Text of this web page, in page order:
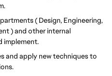
( Design, Engineering,
) and other internal
implement.
and apply new techniques to